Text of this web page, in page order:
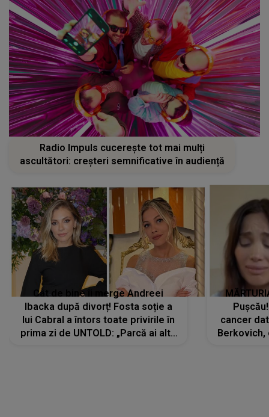
Radio Impuls cucerește tot mai mulți
ascultători: creșteri semnificative în audiență
Cât de bine îi merge Andreei
Ibacka după divorț! Fosta soție a
lui Cabral a întors toate privirile în
prima zi de UNTOLD: „Parcă ai altă
cancer
Berkovich,